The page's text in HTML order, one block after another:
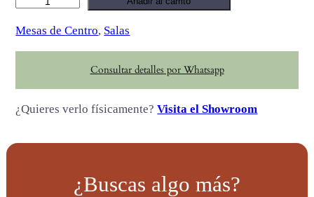
r
d
n
c
n
Mesas de Centro, Salas
Consultar detalles por Whatsapp
¿Quieres verlo físicamente?Visita el Showroom
¿Buscas algo más?